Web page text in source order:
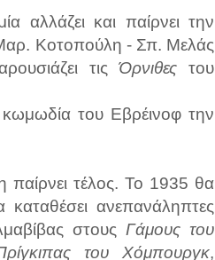
αλλάζει και παίρνει την
Κοτοπούλη - Σπ. Μελάς
τιςΌρνιθεςτου
του Εβρέινοφ την
παίρνει τέλος. Το 1935 θα
καταθέσει ανεπανάληπτες
στους Γάμους του
του Χόμπουργκ,